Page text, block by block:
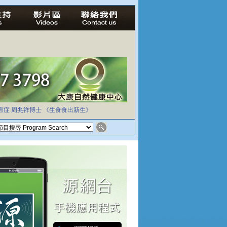
症 周兆祥博士 《生食食出新生》